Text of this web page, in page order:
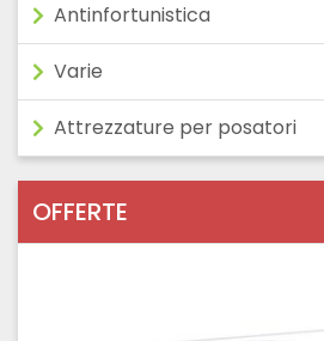
Antinfortunistica
Varie
Attrezzature per posatori
OFFERTE